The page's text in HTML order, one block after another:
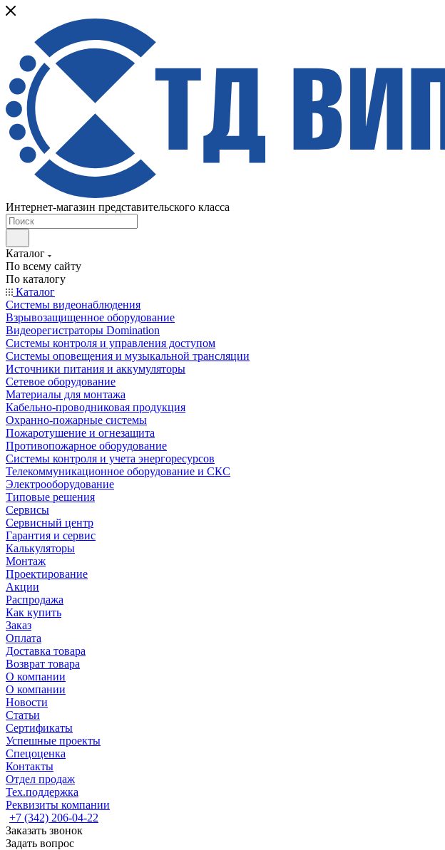
Интернет-магазин представительского класса
Каталог
По всему сайту
По каталогу
Каталог
Системы видеонаблюдения
Взрывозащищенное оборудование
Видеорегистраторы Domination
Системы контроля и управления доступом
Системы оповещения и музыкальной трансляции
Источники питания и аккумуляторы
Сетевое оборудование
Материалы для монтажа
Кабельно-проводниковая продукция
Охранно-пожарные системы
Пожаротушение и огнезащита
Противопожарное оборудование
Системы контроля и учета энергоресурсов
Телекоммуникационное оборудование и СКС
Электрооборудование
Типовые решения
Сервисы
Сервисный центр
Гарантия и сервис
Калькуляторы
Монтаж
Проектирование
Акции
Распродажа
Как купить
Заказ
Оплата
Доставка товара
Возврат товара
О компании
О компании
Новости
Статьи
Сертификаты
Успешные проекты
Спецоценка
Контакты
Отдел продаж
Тех.поддержка
Реквизиты компании
+7 (342) 206-04-22
Заказать звонок
Задать вопрос